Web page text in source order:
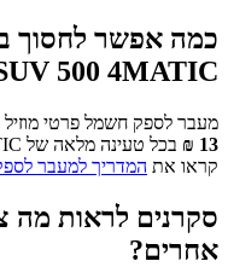
כמה אפשר לחסוך
500 4MATIC
מעבר לספק חשמל פרטי מוזיל טעינה ביתית
13
₪ בכל טעינה מלאה של
קראו את המדריך למעבר
סקרנים לראות מה
אחרים?